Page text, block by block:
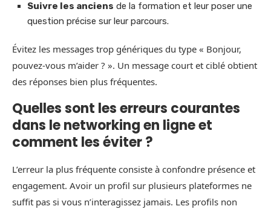
Suivre les anciens de la formation et leur poser une
question précise sur leur parcours.
Évitez les messages trop génériques du type « Bonjour,
pouvez-vous m’aider ? ». Un message court et ciblé obtient
des réponses bien plus fréquentes.
Quelles sont les erreurs courantes
dans le networking en ligne et
comment les éviter ?
L’erreur la plus fréquente consiste à confondre présence et
engagement. Avoir un profil sur plusieurs plateformes ne
suffit pas si vous n’interagissez jamais. Les profils non